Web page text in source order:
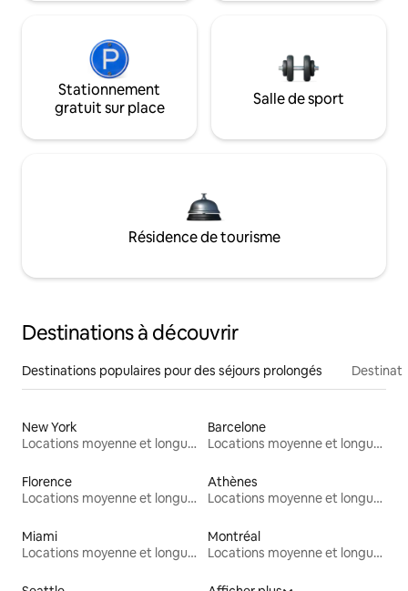
Stationnement
gratuit sur place
Salle de sport
Résidence de tourisme
Destinations à découvrir
Destinations populaires pour des séjours prolongés
New York
Locations moyenne et longue durée
Barcelone
Locations moyenne et longue durée
Florence
Locations moyenne et longue durée
Athènes
Locations moyenne et longue durée
Miami
Locations moyenne et longue durée
Montréal
Locations moyenne et longue durée